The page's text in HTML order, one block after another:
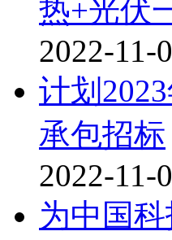
热+光伏
2022-11-
计划
承包招标
2022-11-
为中国